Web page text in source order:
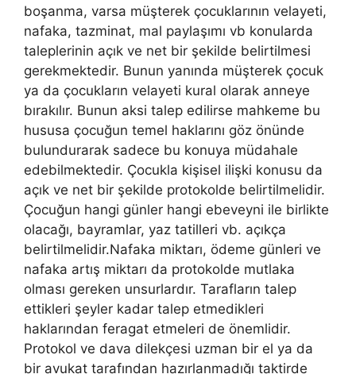
boşanma, varsa müşterek çocuklarının velayeti,
nafaka, tazminat, mal paylaşımı vb konularda
taleplerinin açık ve net bir şekilde belirtilmesi
gerekmektedir. Bunun yanında müşterek çocuk
ya da çocukların velayeti kural olarak anneye
bırakılır. Bunun aksi talep edilirse mahkeme bu
hususa çocuğun temel haklarını göz önünde
bulundurarak sadece bu konuya müdahale
edebilmektedir. Çocukla kişisel ilişki konusu da
açık ve net bir şekilde protokolde belirtilmelidir.
Çocuğun hangi günler hangi ebeveyni ile birlikte
olacağı, bayramlar, yaz tatilleri vb. açıkça
belirtilmelidir.Nafaka miktarı, ödeme günleri ve
nafaka artış miktarı da protokolde mutlaka
olması gereken unsurlardır. Tarafların talep
ettikleri şeyler kadar talep etmedikleri
haklarından feragat etmeleri de önemlidir.
Protokol ve dava dilekçesi uzman bir el ya da
bir avukat tarafından hazırlanmadığı taktirde